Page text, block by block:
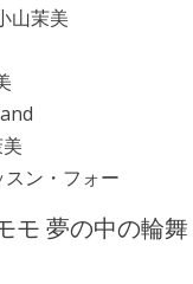
山茉美
ン・フォー
モ 夢の中の輪舞